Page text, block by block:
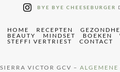
BYE BYE CHEESEBURGER
HOME RECEPTEN
BEAUTY
MINDSET BOEKEN
STEFFI VERTRIEST
CONTACT
SIERRA VICTOR GCV –